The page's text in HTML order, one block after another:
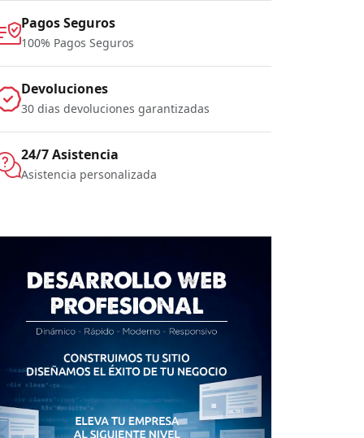
Pagos Seguros
100% Pagos Seguros
Devoluciones
30 dias devoluciones garantizadas
24/7 Asistencia
Asistencia personalizada